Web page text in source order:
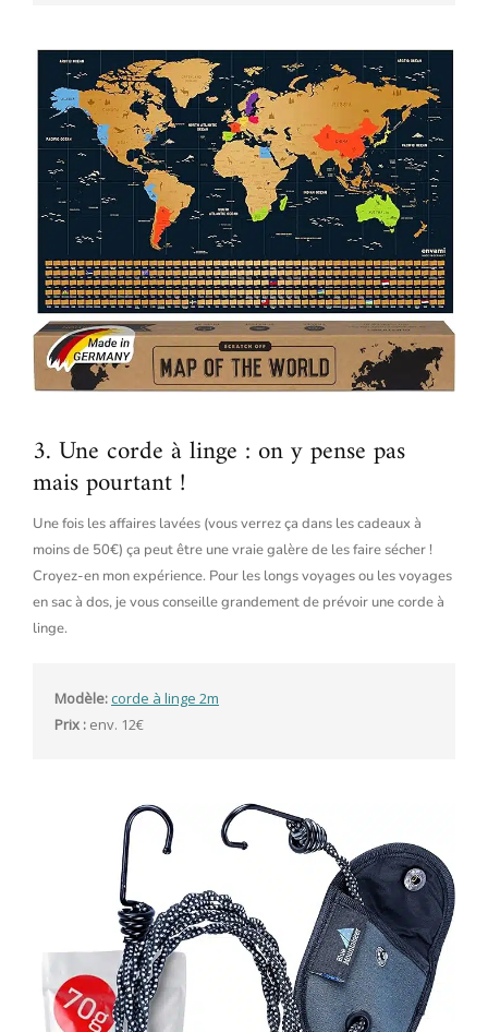
3. Une corde à linge : on y pense pas
mais pourtant !
Une fois les affaires lavées (vous verrez ça dans les cadeaux à
moins de 50€) ça peut être une vraie galère de les faire sécher !
Croyez-en mon expérience. Pour les longs voyages ou les voyages
en sac à dos, je vous conseille grandement de prévoir une corde à
linge.
Modèle:corde à linge 2m
Prix : env. 12€